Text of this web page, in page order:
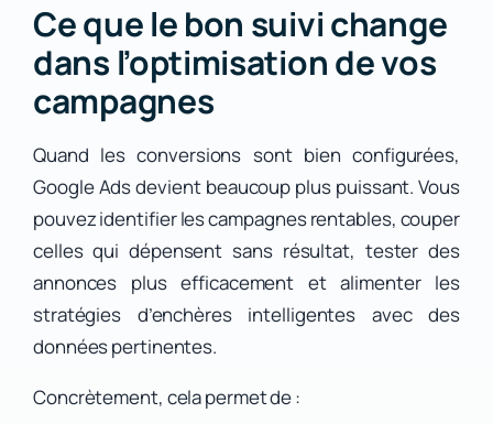
Ce que le bon suivi change
dans l’optimisation de vos
campagnes
Quand les conversions sont bien configurées,
Google Ads devient beaucoup plus puissant. Vous
pouvez identifier les campagnes rentables, couper
celles qui dépensent sans résultat, tester des
annonces plus efficacement et alimenter les
stratégies d’enchères intelligentes avec des
données pertinentes.
Concrètement, cela permet de :